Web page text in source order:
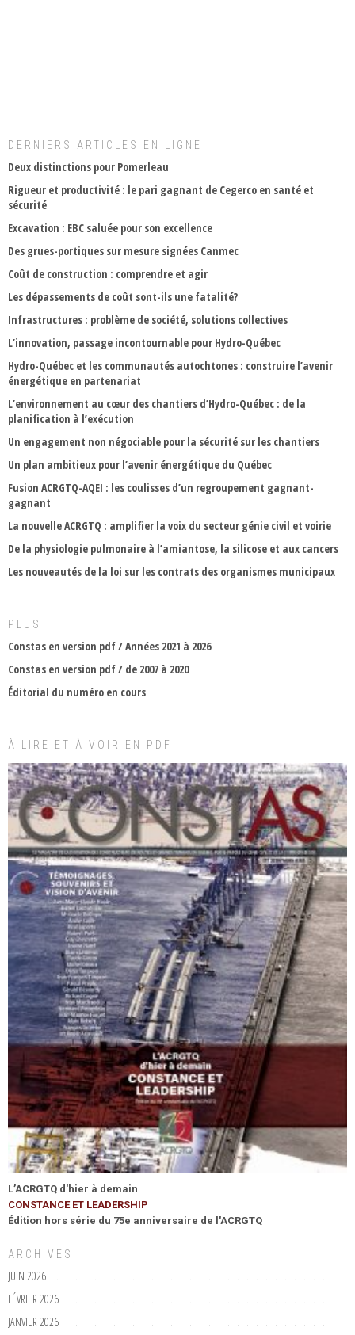
DERNIERS ARTICLES EN LIGNE
Deux distinctions pour Pomerleau
Rigueur et productivité : le pari gagnant de Cegerco en santé et
sécurité
Excavation : EBC saluée pour son excellence
Des grues-portiques sur mesure signées Canmec
Coût de construction : comprendre et agir
Les dépassements de coût sont-ils une fatalité?
Infrastructures : problème de société, solutions collectives
L’innovation, passage incontournable pour Hydro-Québec
Hydro-Québec et les communautés autochtones : construire l’avenir
énergétique en partenariat
L’environnement au cœur des chantiers d’Hydro-Québec : de la
planification à l’exécution
Un engagement non négociable pour la sécurité sur les chantiers
Un plan ambitieux pour l’avenir énergétique du Québec
Fusion ACRGTQ-AQEI : les coulisses d’un regroupement gagnant-
gagnant
La nouvelle ACRGTQ : amplifier la voix du secteur génie civil et voirie
De la physiologie pulmonaire à l’amiantose, la silicose et aux cancers
Les nouveautés de la loi sur les contrats des organismes municipaux
PLUS
Constas en version pdf / Années 2021 à 2026
Constas en version pdf / de 2007 à 2020
Éditorial du numéro en cours
À LIRE ET À VOIR EN PDF
L’ACRGTQ d'hier à demain
CONSTANCE ET LEADERSHIP
Édition hors série du 75e anniversaire de l'ACRGTQ
ARCHIVES
JUIN 2026
FÉVRIER 2026
JANVIER 2026